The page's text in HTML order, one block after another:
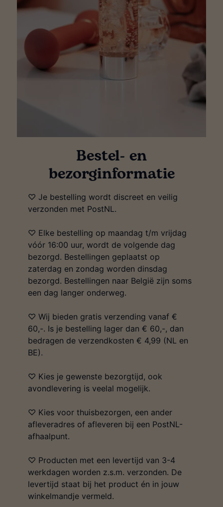
Bestel- en
bezorginformatie
♡ Je bestelling wordt discreet en veilig
verzonden met PostNL.
♡ Elke bestelling op maandag t/m vrijdag
vóór 16:00 uur, wordt de volgende dag
bezorgd. Bestellingen geplaatst op
zaterdag en zondag worden dinsdag
bezorgd. Bestellingen naar België zijn soms
een dag langer onderweg.
♡ Wij bieden gratis verzending vanaf €
60,-. Is je bestelling lager dan € 60,-, dan
bedragen de verzendkosten € 4,99 (NL en
BE).
♡ Kies je gewenste bezorgtijd, ook
avondlevering is veelal mogelijk.
♡ Kies voor thuisbezorgen, een ander
afleveradres of afleveren bij een PostNL-
afhaalpunt.
♡ Producten met een levertijd van 3-4
werkdagen worden z.s.m. verzonden. De
levertijd staat bij het product én in jouw
winkelmandje vermeld.